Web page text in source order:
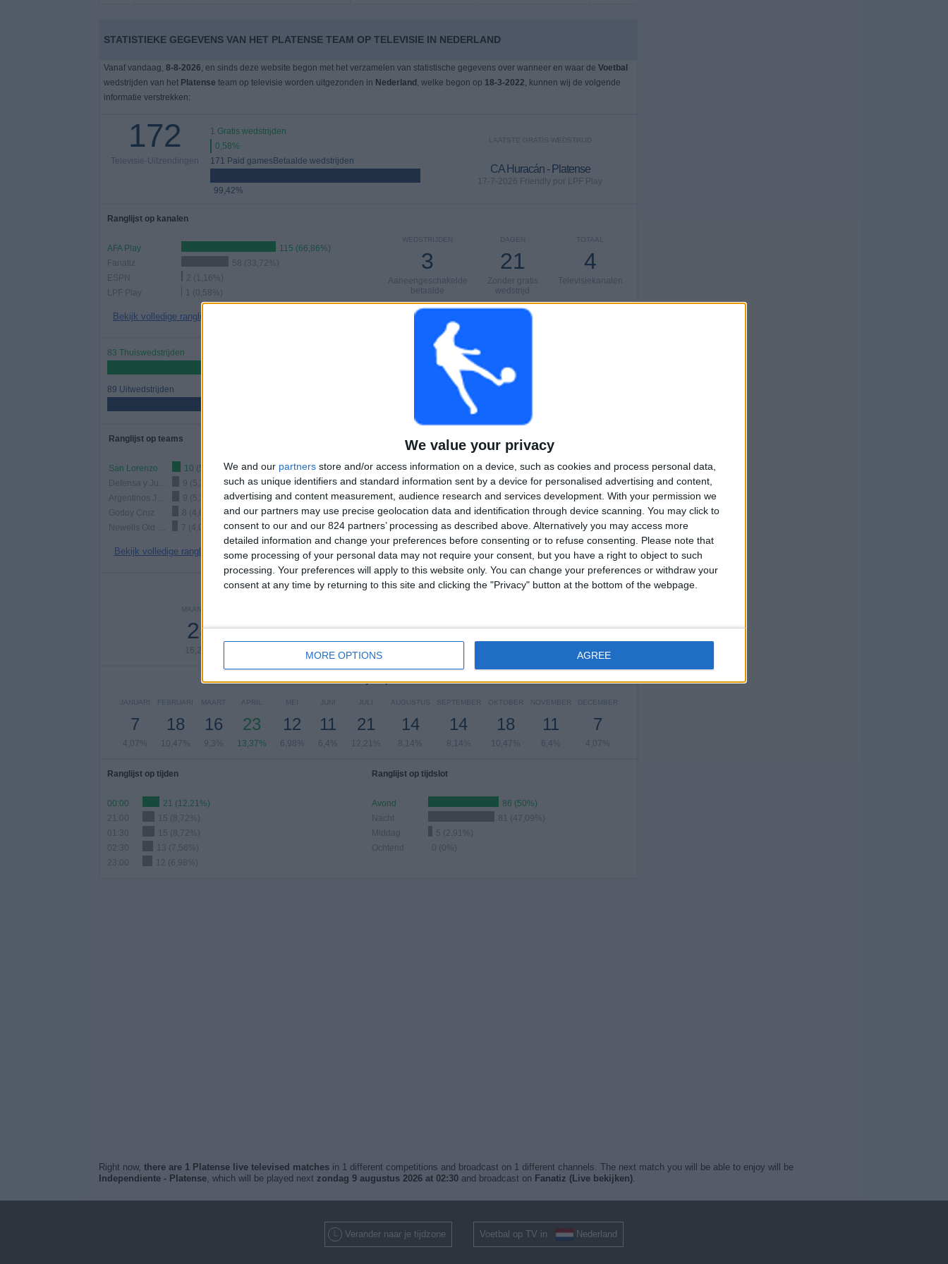
We value your privacy
We and our partners store and/or access information on a device, such as cookies and process personal data,
such as unique identifiers and standard information sent by a device for personalised advertising and content,
advertising and content measurement, audience research and services development. With your permission we
and our partners may use precise geolocation data and identification through device scanning. You may click to
consent to our and our 824 partners’ processing as described above. Alternatively you may access more
detailed information and change your preferences before consenting or to refuse consenting.
Please note that
some processing of your personal data may not require your consent, but you have a right to object to such
processing. Your preferences will apply to this website only. You can change your preferences or withdraw your
consent at any time by returning to this site and clicking the "Privacy" button at the bottom of the webpage.
MORE OPTIONS AGREE
STATISTIEKE GEGEVENS VAN HET PLATENSE TEAM OP TELEVISIE IN NEDERLAND
Vanaf vandaag, 8-8-2026, en sinds deze website begon met het verzamelen van statistische gegevens over wanneer en waar de Voetbal
wedstrijden van het Platense team op televisie worden uitgezonden in Nederland , welke begon op 18-3-2022, kunnen wij de volgende
informatie verstrekken:
172
Televisie-Uitzendingen
1 Gratis wedstrijden
0,58%
171 Paid gamesBetaalde wedstrijden
99,42%
LAATSTE GRATIS WEDSTRIJD
CA Huracán - Platense
17-7-2026 Friendly por LPF Play
Ranglijst op kanalen
AFA Play
115 (66,86%)
Fanatiz
58 (33,72%)
ESPN
2 (1,16%)
LPF Play
1 (0,58%)
Bekijk volledige ranglijst
TOTAAL
4
Televisiekanalen
DAGEN
21
Zonder gratis
wedstrijd
WEDSTRIJDEN
3
Aaneengeschakelde
betaalde
83 Thuiswedstrijden
89 Uitwedstrijden
10
6
COMPETITIES
Ranglijst op teams
San Lorenzo
10 (5,81%)
9 (5,23%)
9 (5,23%)
Godoy Cruz
8 (4,65%)
7 (4,07%)
Bekijk volledige ranglijst
Ranglijst op competities
Liga Profesional
127 (73,84%)
Copa de la Liga Argentina
39 (22,67%)
Copa Argentina
2 (1,16%)
Copa Libertadores
2 (1,16%)
Trofeo de Campeones
1 (0,58%)
Bekijk volledige ranglijst
Aantal wedstrijden per dag van de week
MAANDAG
28
16,28%
18 16
9,3%
10
5,81%
13 34 53
Aantal wedstrijden per maand
JANUARI
7
4,07%
FEBRUARI
18
10,47%
MAART
16
9,3%
APRIL
23
13,37%
MEI
12
6,98%
JUNI
11
6,4%
JULI
21
12,21%
AUGUSTUS
14
8,14%
SEPTEMBER
14
8,14%
OKTOBER
18
10,47%
NOVEMBER
11
6,4%
DECEMBER
7
4,07%
Ranglijst op tijden
00:00
21 (12,21%)
21:00
15 (8,72%)
01:30
15 (8,72%)
02:30
13 (7,56%)
23:00
12 (6,98%)
Ranglijst op tijdslot
Avond
86 (50%)
Nacht
81 (47,09%)
Middag
5 (2,91%)
Ochtend
0 (0%)
Right now, there are 1 Platense live televised matchesin 1 different competitions and broadcast on 1 different channels. The next match you will be able to enjoy will be
Independiente - Platense, which will be played next zondag 9 augustus 2026 at 02:30and broadcast on Fanatiz (Live bekijken).
Verander naar je tijdzone Voetbal op TV in Nederland